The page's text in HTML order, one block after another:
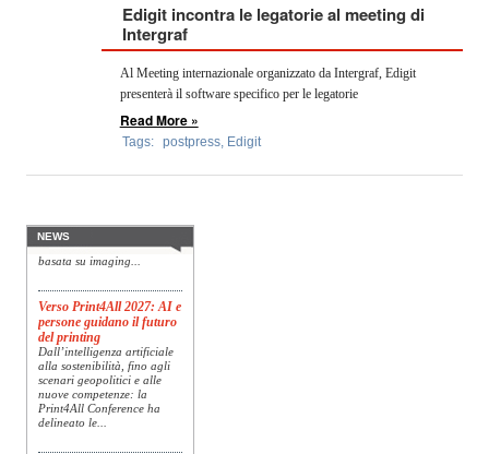
VIDEO
Edigit incontra le legatorie al meeting di
Intergraf
Al Meeting internazionale organizzato da Intergraf, Edigit
presenterà il software specifico per le legatorie
Read More »
Tags: postpress, Edigit
NEWS
presenta Specim RETEX,
una soluzione completa
basata su imaging...
Verso Print4All 2027: AI e
persone guidano il futuro
del printing
Dall’intelligenza artificiale
alla sostenibilità, fino agli
scenari geopolitici e alle
nuove competenze: la
Print4All Conference ha
delineato le...